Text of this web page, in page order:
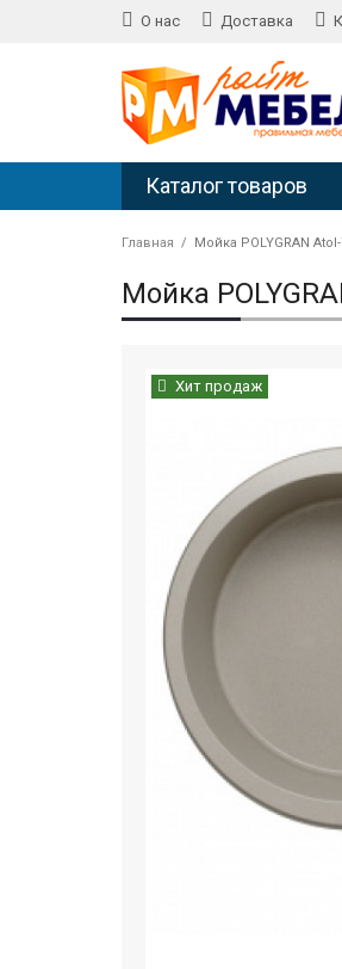
О нас Доставка
Каталог товаров
Главная Мойка POLYGRAN
Мойка
Хит продаж